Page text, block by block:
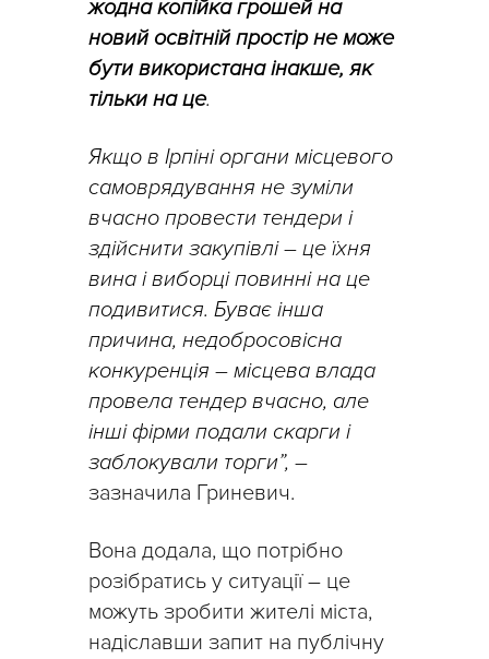
жодна копійка грошей на
новий освітній простір не може
бути використана інакше, як
тільки на це.
Якщо в Ірпіні органи місцевого
самоврядування не зуміли
вчасно провести тендери і
здійснити закупівлі– це їхня
вина і виборці повинні на це
подивитися. Буває інша
причина, недобросовісна
конкуренція – місцева влада
провела тендер вчасно, але
інші фірми подали скарги і
заблокували торги”, –
зазначила Гриневич.
Вона додала, що потрібно
розібратись у ситуації – це
можуть зробити жителі міста,
надіславши запит на публічну